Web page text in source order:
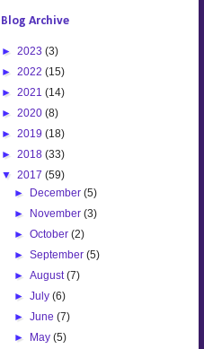
Blog Archive
► 2023 (3)
► 2022 (15)
► 2021 (14)
► 2020 (8)
► 2019 (18)
► 2018 (33)
▼ 2017 (59)
► December(5)
► November(3)
►October(2)
►September(5)
►August(7)
►July(6)
►June(7)
► May(5)